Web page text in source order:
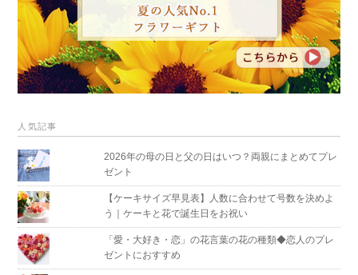
人気記事
2026年の母の日と父の日はいつ？両親にまとめてプレ
ゼント
【ケーキサイズ早見表】人数に合わせて号数を決めよ
う｜ケーキと花で誕生日をお祝い
「愛・大好き・恋」の花言葉の花の種類◆恋人のプレ
ゼントにおすすめ